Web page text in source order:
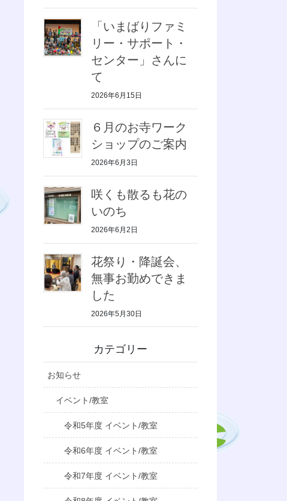
「いまばりファミ
リー・サポート・
センター」さんに
て
2026年6月15日
６月のお寺ワーク
ショップのご案内
2026年6月3日
咲くも散るも花の
いのち
2026年6月2日
花祭り・降誕会、
無事お勤めできま
した
2026年5月30日
カテゴリー
お知らせ
イベント/教室
令和5年度 イベント/教室
令和6年度 イベント/教室
令和7年度 イベント/教室